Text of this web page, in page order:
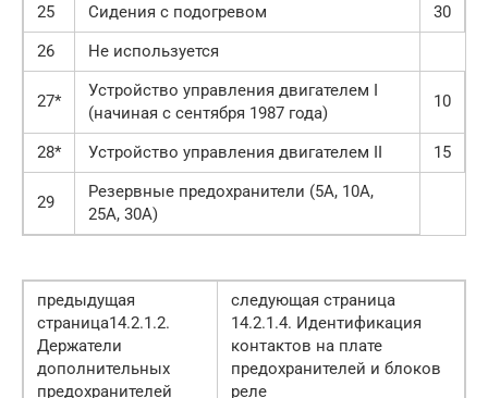
25
Сидения с подогревом
30
26
Не используется
27*
Устройство управления двигателем I
(начиная с сентября 1987 года)
10
28* Устройство управления двигателем II 15
29
Резервные предохранители (5А, 10А,
25А, 30А)
предыдущая
страница14.2.1.2.
Держатели
дополнительных
предохранителей
следующая страница
14.2.1.4. Идентификация
контактов на плате
предохранителей и блоков
реле